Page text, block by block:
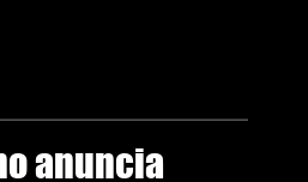
anuncia